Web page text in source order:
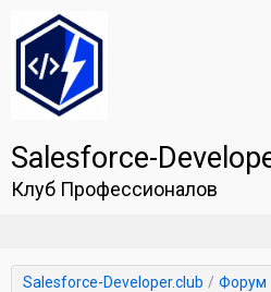
Salesforce-
Клуб Профессионалов
Salesforce-Developer.club
Форум